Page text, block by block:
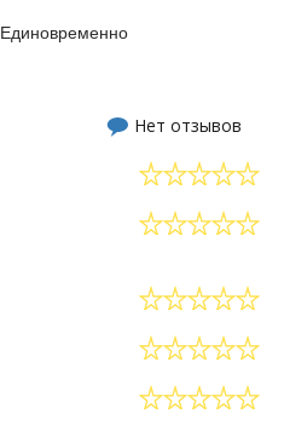
Единовременно
Нет отзывов